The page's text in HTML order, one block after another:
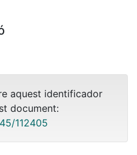
aquest identificador
document:
112405